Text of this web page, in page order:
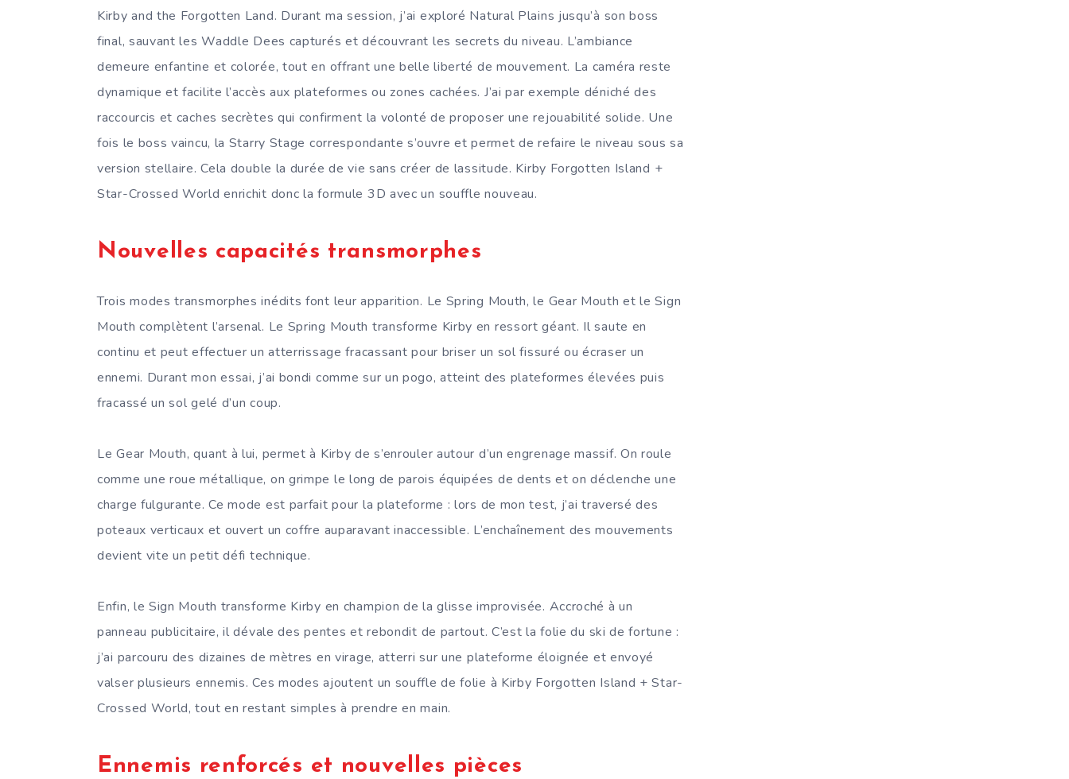
Kirby and the Forgotten Land. Durant ma session, j’ai exploré Natural Plains jusqu’à son boss
final, sauvant les Waddle Dees capturés et découvrant les secrets du niveau. L’ambiance
demeure enfantine et colorée, tout en offrant une belle liberté de mouvement. La caméra reste
dynamique et facilite l’accès aux plateformes ou zones cachées. J’ai par exemple déniché des
raccourcis et caches secrètes qui confirment la volonté de proposer une rejouabilité solide. Une
fois le boss vaincu, la Starry Stage correspondante s’ouvre et permet de refaire le niveau sous sa
version stellaire. Cela double la durée de vie sans créer de lassitude. Kirby Forgotten Island +
Star-Crossed World enrichit donc la formule 3D avec un souffle nouveau.
Nouvelles capacités transmorphes
Trois modes transmorphes inédits font leur apparition. Le Spring Mouth, le Gear Mouth et le Sign
Mouth complètent l’arsenal. Le Spring Mouth transforme Kirby en ressort géant. Il saute en
continu et peut effectuer un atterrissage fracassant pour briser un sol fissuré ou écraser un
ennemi. Durant mon essai, j’ai bondi comme sur un pogo, atteint des plateformes élevées puis
fracassé un sol gelé d’un coup.
Le Gear Mouth, quant à lui, permet à Kirby de s’enrouler autour d’un engrenage massif. On roule
comme une roue métallique, on grimpe le long de parois équipées de dents et on déclenche une
charge fulgurante. Ce mode est parfait pour la plateforme : lors de mon test, j’ai traversé des
poteaux verticaux et ouvert un coffre auparavant inaccessible. L’enchaînement des mouvements
devient vite un petit défi technique.
Enfin, le Sign Mouth transforme Kirby en champion de la glisse improvisée. Accroché à un
panneau publicitaire, il dévale des pentes et rebondit de partout. C’est la folie du ski de fortune :
j’ai parcouru des dizaines de mètres en virage, atterri sur une plateforme éloignée et envoyé
valser plusieurs ennemis. Ces modes ajoutent un souffle de folie à Kirby Forgotten Island + Star-
Crossed World, tout en restant simples à prendre en main.
Ennemis renforcés et nouvelles pièces